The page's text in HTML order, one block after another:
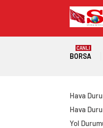
BORSA
CANLI
Hava
Hava
Yol